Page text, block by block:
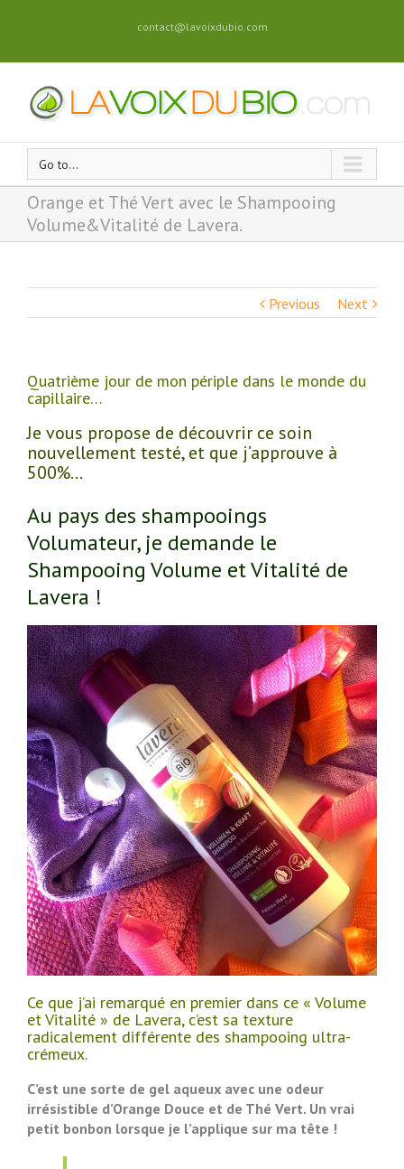
contact@lavoixdubio.com
Go to...
Orange et Thé Vert avec le Shampooing
Volume&Vitalité de Lavera.
Previous Next
Quatrième jour de mon périple dans le monde du
capillaire…
Je vous propose de découvrir ce soin
nouvellement testé, et que j’approuve à
500%…
Au pays des shampooings
Volumateur, je demande le
Shampooing Volume et Vitalité de
Lavera !
Ce que j’ai remarqué en premier dans ce « Volume
et Vitalité » de Lavera, c’est sa texture
radicalement différente des shampooing ultra-
crémeux.
C’est une sorte de gel aqueux avec une odeur
irrésistible d’Orange Douce et de Thé Vert. Un vrai
petit bonbon lorsque je l’applique sur ma tête !